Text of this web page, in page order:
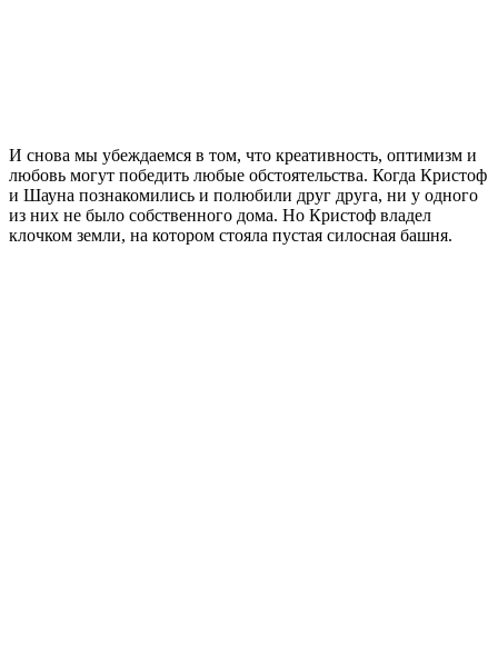
И снова мы убеждаемся в том, что креативность, оптимизм и
любовь могут победить любые обстоятельства. Когда Кристоф
и Шауна познакомились и полюбили друг друга, ни у одного
из них не было собственного дома. Но Кристоф владел
клочком земли, на котором стояла пустая силосная башня.